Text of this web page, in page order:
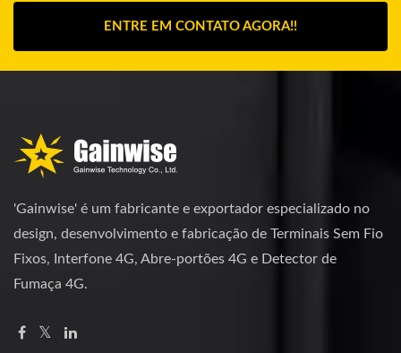
ENTRE EM CONTATO AGORA!!
'Gainwise' é um fabricante e exportador especializado no
design, desenvolvimento e fabricação de Terminais Sem Fio
Fixos, Interfone 4G, Abre-portões 4G e Detector de
Fumaça 4G.